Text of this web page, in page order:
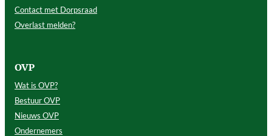
Contact met Dorpsraad
Overlast melden?
OVP
Wat is OVP?
Bestuur OVP
Nieuws OVP
Ondernemers